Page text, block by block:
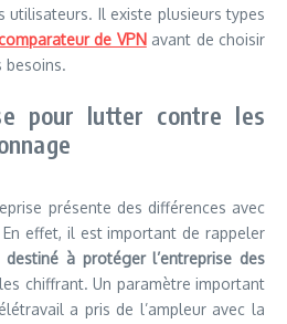
utilisateurs. Il existe plusieurs types
de VPNavant de choisir
besoins.
pour lutter contre les
présente des différences avec
En effet, il est important de rappeler
à protéger l’entreprise des
chiffrant. Un paramètre important
a pris de l’ampleur avec la